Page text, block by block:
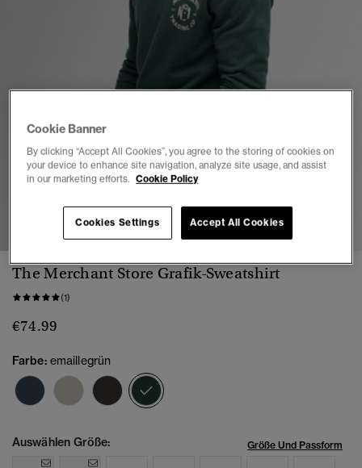
1 2 3 4 5
The Merchant Store Grafik-Sweatshirt
(1)
€74.99
Farbe: emaillegrün
Auswählen Größe: Größe Und Passform
Cookie Banner
By clicking “Accept All Cookies”, you agree to the storing of cookies on
your device to enhance site navigation, analyze site usage, and assist
in our marketing efforts. Cookie Policy
Accept All Cookies
Cookies Settings